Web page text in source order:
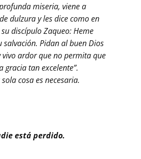
miseria, viene a
dulzura y les dice como en
discípulo Zaqueo: Heme
salvación. Pidan al buen Dios
ardor que no permita que
gracia tan excelente”.
cosa es necesaria.
está perdido.